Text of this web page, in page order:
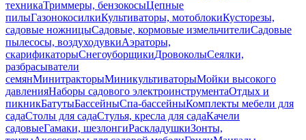
техникаТриммеры, бензокосыЦепные
пилыГазонокосилкиКультиваторы, мотоблокиКусторезы,
садовые ножницыСадовые, кормовые измельчителиСадовые
пылесосы, воздуходувкиАэраторы,
скарификаторыСнегоуборщикиДровоколыСеялки,
разбрасыватели
семянМинитракторыМиникультиваторыМойки высокого
давленияНаборы садового электроинструментаОтдых и
пикникБатутыБассейныСпа-бассейныКомплекты мебели для
садаСтолы для садаСтулья, кресла для садаКачели
садовыеГамаки, шезлонгиРаскладушкиЗонты,